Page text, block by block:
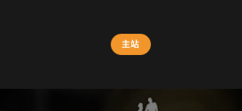
主站